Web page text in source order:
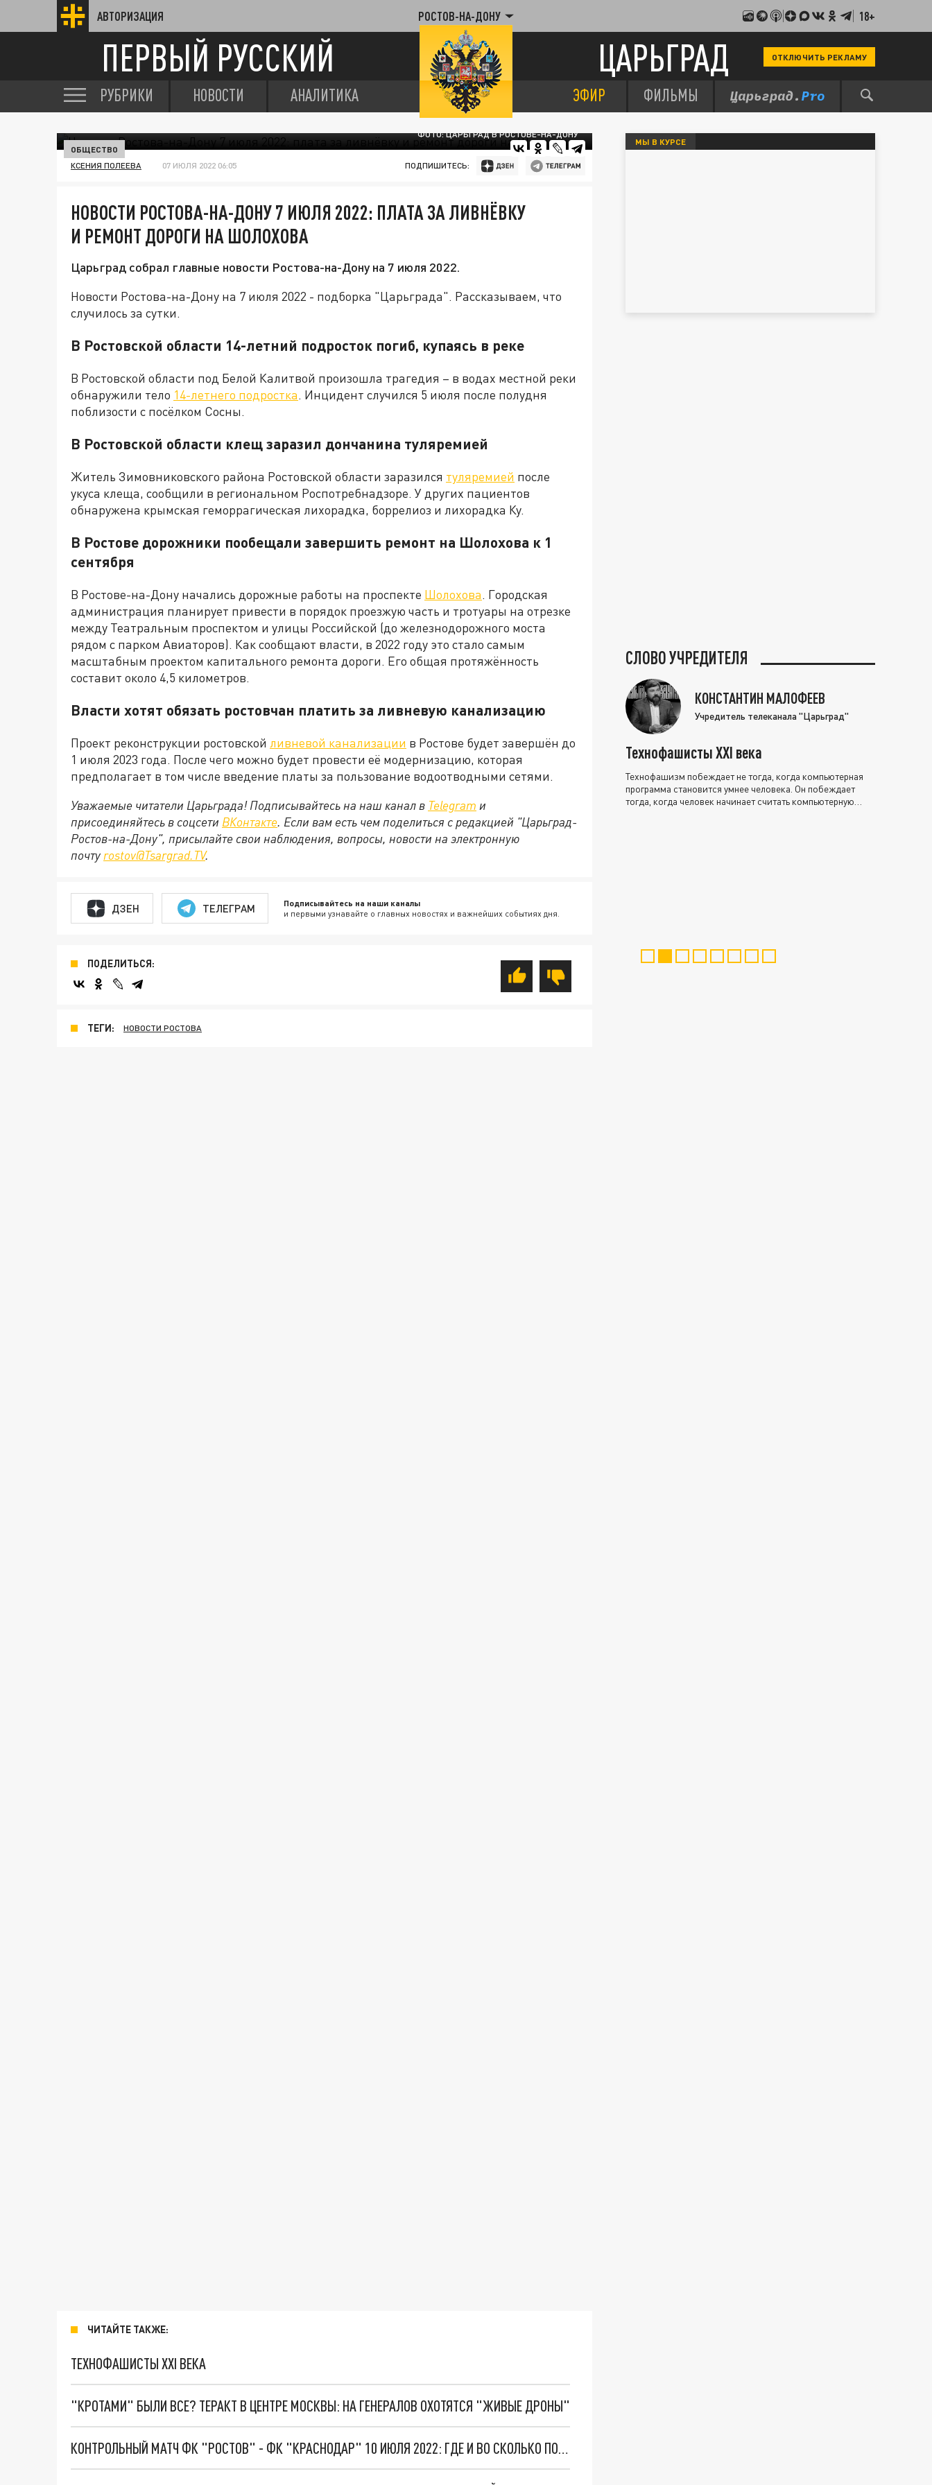
АВТОРИЗАЦИЯ РОСТОВ-НА-ДОНУ 18+
ПЕРВЫЙ РУССКИЙ ЦАРЬГРАД ОТКЛЮЧИТЬ РЕКЛАМУ
РУБРИКИ НОВОСТИ АНАЛИТИКА ЭФИР ФИЛЬМЫ
ФОТО: ЦАРЬГРАД В РОСТОВЕ-НА-ДОНУ
ОБЩЕСТВО
КСЕНИЯ ПОЛЕЕВА 07 ИЮЛЯ 2022 06:05 ПОДПИШИТЕСЬ:
НОВОСТИ РОСТОВА-НА-ДОНУ 7 ИЮЛЯ 2022: ПЛАТА ЗА ЛИВНЁВКУ
И РЕМОНТ ДОРОГИ НА ШОЛОХОВА
Царьград собрал главные новости Ростова-на-Дону на 7 июля 2022.
Новости Ростова-на-Дону на 7 июля 2022 - подборка "Царьграда". Рассказываем, что
случилось за сутки.
В Ростовской области 14-летний подросток погиб, купаясь в реке
В Ростовской области под Белой Калитвой произошла трагедия – в водах местной реки
обнаружили тело 14-летнего подростка. Инцидент случился 5 июля после полудня
поблизости с посёлком Сосны.
В Ростовской области клещ заразил дончанина туляремией
Житель Зимовниковского района Ростовской области заразился туляремией после
укуса клеща, сообщили в региональном Роспотребнадзоре. У других пациентов
обнаружена крымская геморрагическая лихорадка, боррелиоз и лихорадка Ку.
В Ростове дорожники пообещали завершить ремонт на Шолохова к 1
сентября
В Ростове-на-Дону начались дорожные работы на проспекте Шолохова. Городская
администрация планирует привести в порядок проезжую часть и тротуары на отрезке
между Театральным проспектом и улицы Российской (до железнодорожного моста
рядом с парком Авиаторов). Как сообщают власти, в 2022 году это стало самым
масштабным проектом капитального ремонта дороги. Его общая протяжённость
составит около 4,5 километров.
Власти хотят обязать ростовчан платить за ливневую канализацию
Проект реконструкции ростовской ливневой канализации в Ростове будет завершён до
1 июля 2023 года. После чего можно будет провести её модернизацию, которая
предполагает в том числе введение платы за пользование водоотводными сетями.
Уважаемые читатели Царьграда! Подписывайтесь на наш канал в Telegram и
присоединяйтесь в соцсети ВКонтакте. Если вам есть чем поделиться с редакцией "Царьград-
Ростов-на-Дону", присылайте свои наблюдения, вопросы, новости на электронную
почту rostov@Tsargrad.ТV.
ДЗЕН ТЕЛЕГРАМ Подписывайтесь на наши каналы
и первыми узнавайте о главных новостях и важнейших событиях дня.
ПОДЕЛИТЬСЯ:
ТЕГИ: НОВОСТИ РОСТОВА
ЧИТАЙТЕ ТАКЖЕ:
ТЕХНОФАШИСТЫ XXI ВЕКА
"КРОТАМИ" БЫЛИ ВСЕ? ТЕРАКТ В ЦЕНТРЕ МОСКВЫ: НА ГЕНЕРАЛОВ ОХОТЯТСЯ "ЖИВЫЕ ДРОНЫ"
КОНТРОЛЬНЫЙ МАТЧ ФК "РОСТОВ" - ФК "КРАСНОДАР" 10 ИЮЛЯ 2022: ГДЕ И ВО СКОЛЬКО ПОСМОТРЕТЬ ТРАНСЛЯЦИЮ
МЫ В КУРСЕ
СЛОВО УЧРЕДИТЕЛЯ
КОНСТАНТИН МАЛОФЕЕВ
Учредитель телеканала "Царьград"
Технофашисты XXI века
Технофашизм побеждает не тогда, когда компьютерная
программа становится умнее человека. Он побеждает
тогда, когда человек начинает считать компьютерную